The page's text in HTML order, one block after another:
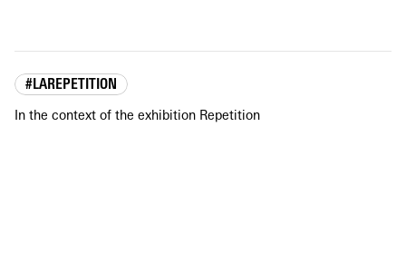
#LAREPETITION
In the context of the exhibition Repetition